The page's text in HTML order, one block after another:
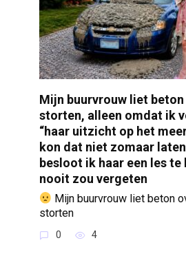
Mijn buurvrouw liet
storten, alleen omdat ik
“haar uitzicht op het
kon dat niet zomaar
besloot ik haar een les te
nooit zou vergeten
Mijn buurvrouw liet beton
storten
0 4